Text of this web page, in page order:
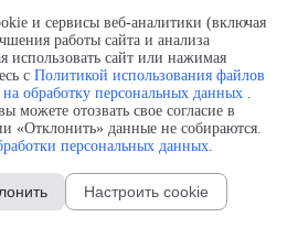
P7K5-0030-U-S2-E54-B-H 220В,
7,5 кВт
ПЧ VF-101 HBC00107 VF-101-
P11K-0042-U-S2-E54-B-H 220В,
11 кВт
VF-101 с норм. перегрузкой,
▼
ПЧ VF-101 ABC00072 VF-101-
P30K-0035-A-T6-E20-N-H 660В,
30 кВт
и сервисы веб-аналитики (включая
работы сайта и анализа
использовать сайт или нажимая
с Политикой использования файлов
на обработку персональных данных .
можете отозвать свое согласие в
«Отклонить» данные не собираются.
персональных данных.
Настроить cookie